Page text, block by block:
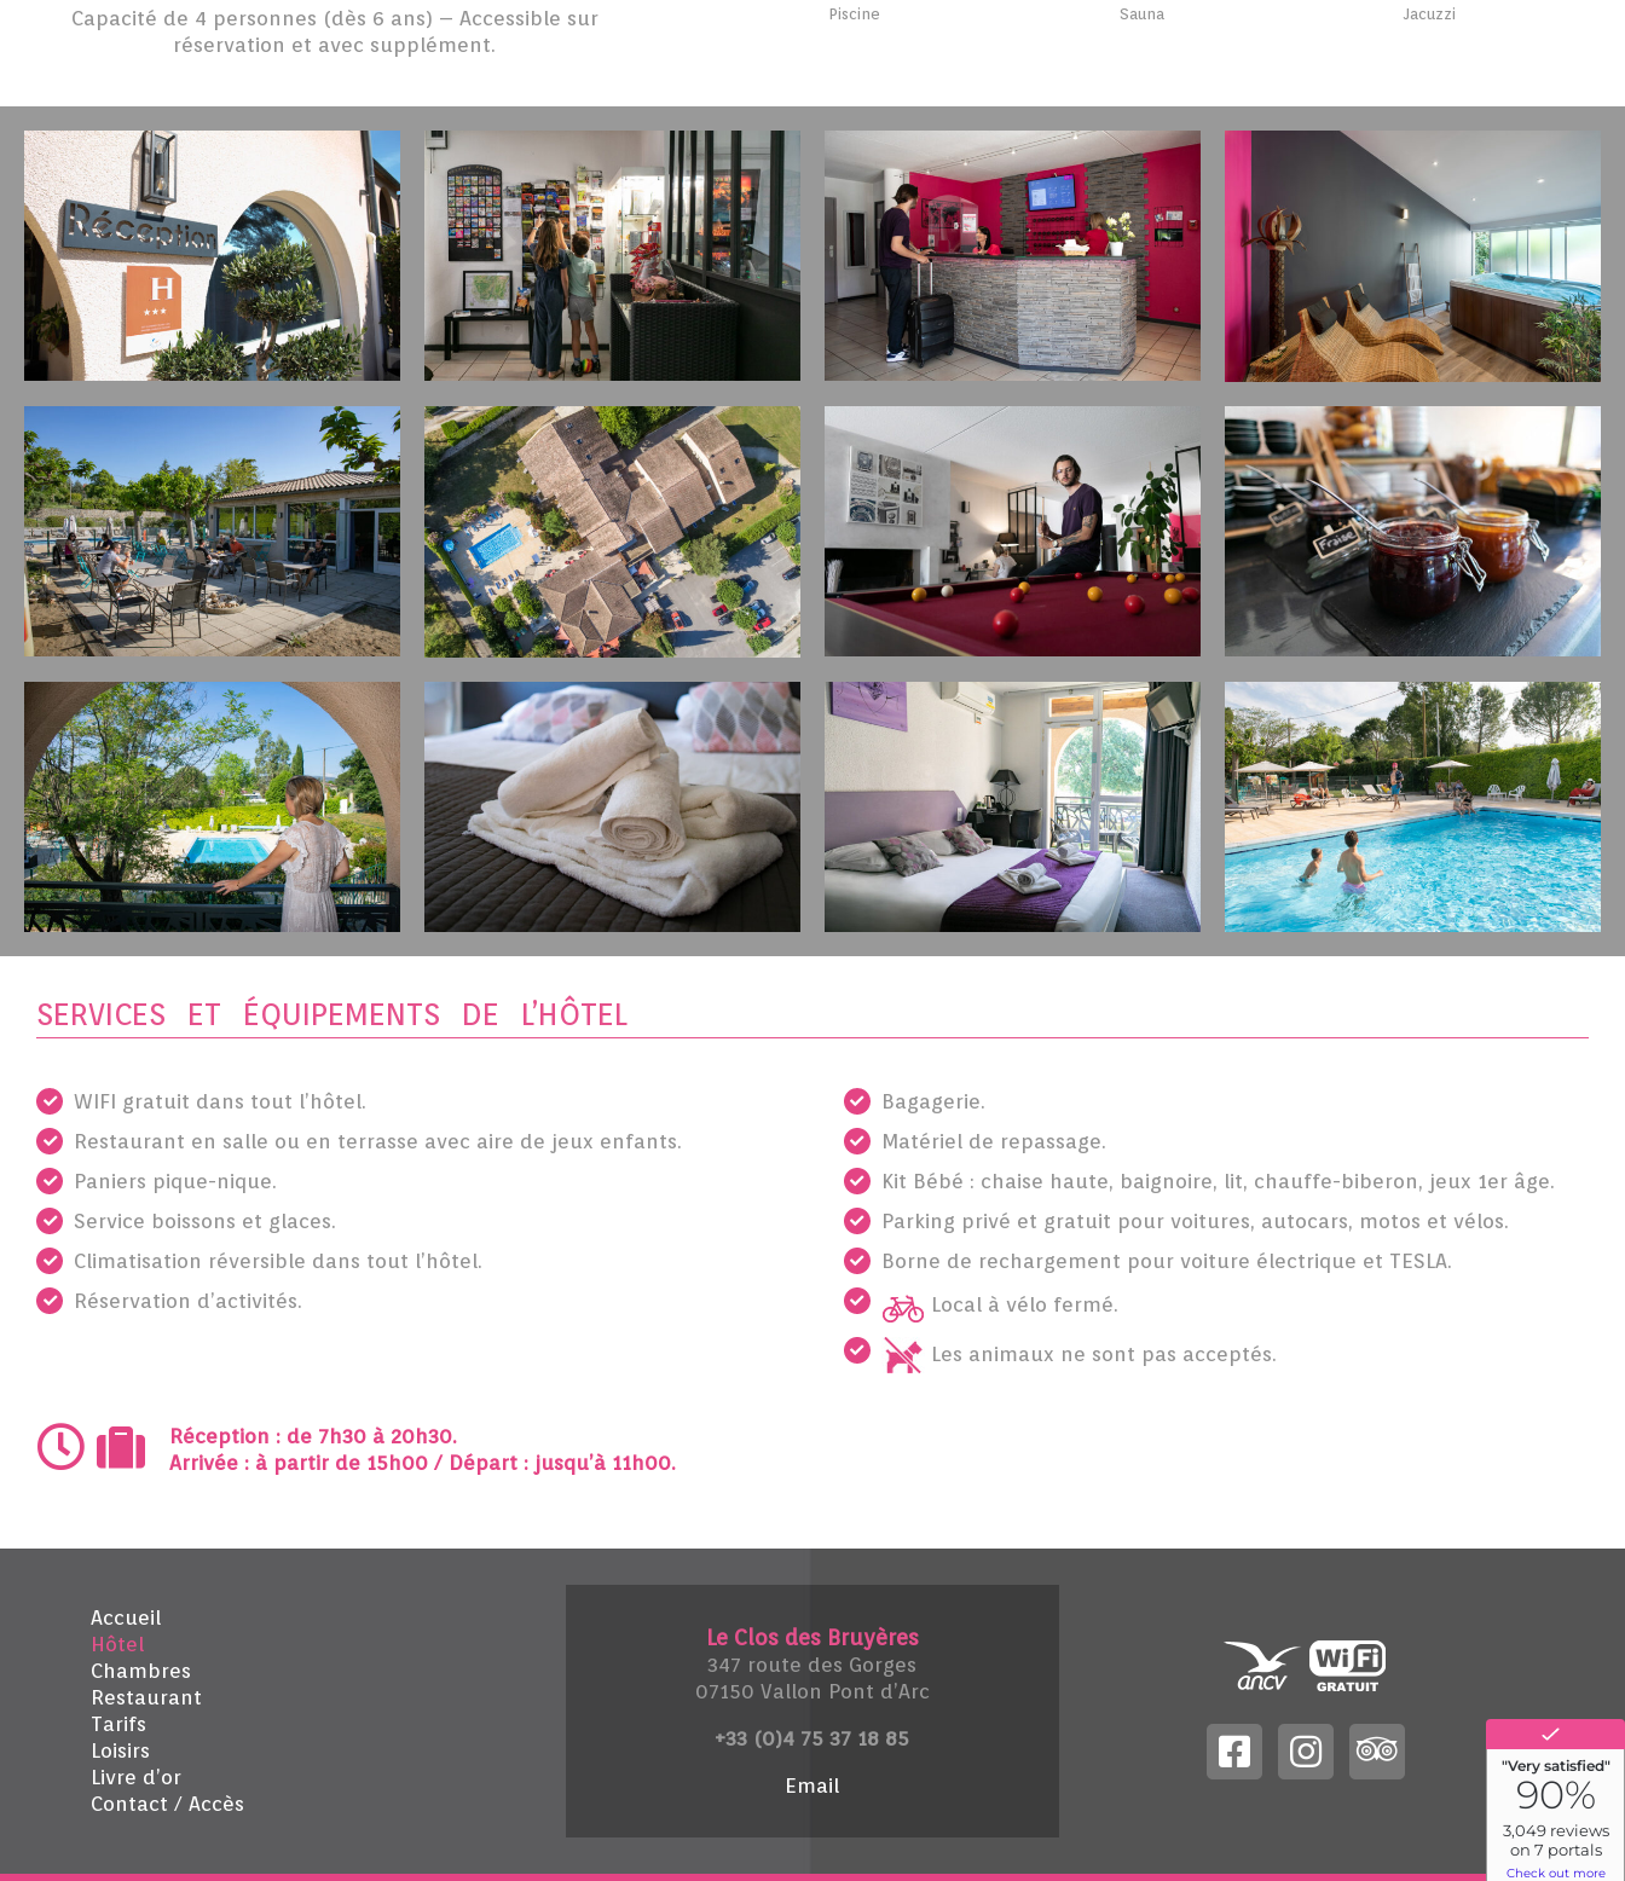
Capacité de 4 personnes (dès 6 ans) – Accessible sur
réservation et avec supplément.
Piscine Sauna Jacuzzi
SERVICES ET ÉQUIPEMENTS DE L’HÔTEL
WIFI gratuit dans tout l’hôtel.
Restaurant en salle ou en terrasse avec aire de jeux enfants.
Paniers pique-nique.
Service boissons et glaces.
Climatisation réversible dans tout l’hôtel.
Réservation d’activités.
Bagagerie.
Matériel de repassage.
Kit Bébé : chaise haute, baignoire, lit, chauffe-biberon, jeux 1er âge.
Parking privé et gratuit pour voitures, autocars, motos et vélos.
Borne de rechargement pour voiture électrique et TESLA.
Local à vélo fermé.
Les animaux ne sont pas acceptés.
Réception : de 7h30 à 20h30.
Arrivée : à partir de 15h00 / Départ : jusqu’à 11h00.
Accueil
Hôtel
Chambres
Restaurant
Tarifs
Loisirs
Livre d’or
Contact / Accès
Le Clos des Bruyères
347 route des Gorges
07150 Vallon Pont d’Arc
+33 (0)4 75 37 18 85
Email